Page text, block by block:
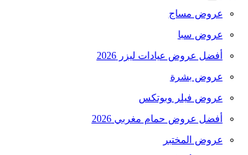
عروض مساج
عروض سبا
أفضل عروض عيادات ليزر 2026
عروض بشرة
عروض فيلر وبوتكس
أفضل عروض حمام مغربي 2026
عروض المختبر